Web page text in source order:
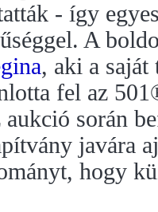
- így
A
, aki a saját
fel az
során
javára
hogy